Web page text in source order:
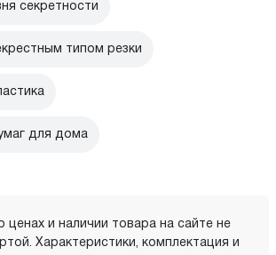
секретности
типом резки
для дома
и наличии товара на сайте не
Характеристики, комплектация и